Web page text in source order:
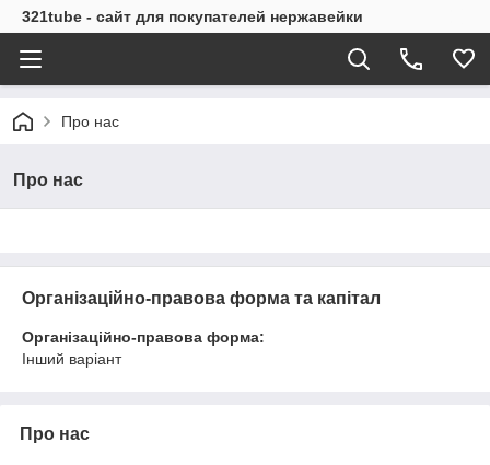
321tube - сайт для покупателей нержавейки
Про нас
Про нас
Організаційно-правова форма та капітал
Організаційно-правова форма:
Інший варіант
Про нас